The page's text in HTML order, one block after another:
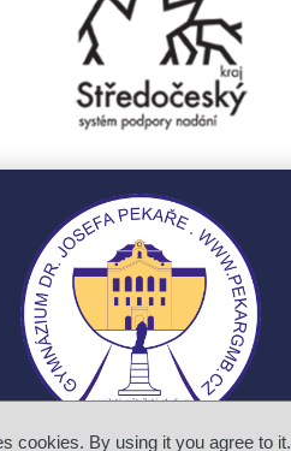
cookies. By using it you agree to it.